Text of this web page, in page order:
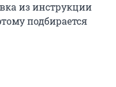
из инструкции
подбирается